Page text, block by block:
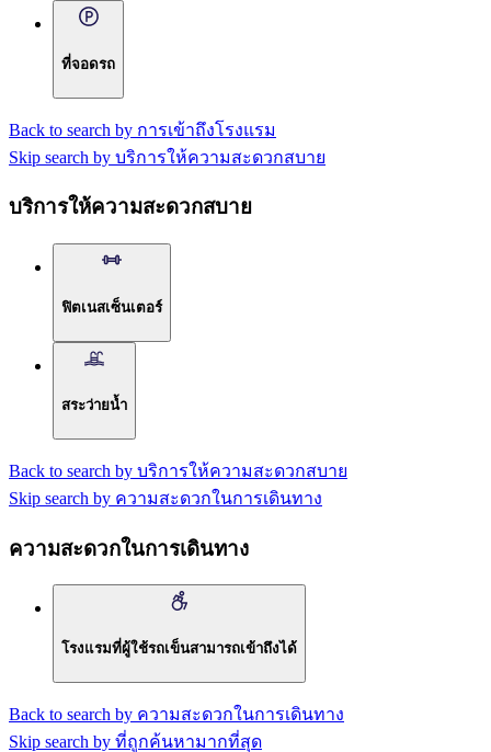
ที่จอดรถ
Back to search by การเข้าถึงโรงแรม
Skip search by บริการให้ความสะดวกสบาย
บริการให้ความสะดวกสบาย
ฟิตเนสเซ็นเตอร์
สระว่ายน้ำ
Back to search by บริการให้ความสะดวกสบาย
Skip search by ความสะดวกในการเดินทาง
ความสะดวกในการเดินทาง
โรงแรมที่ผู้ใช้รถเข็นสามารถเข้าถึงได้
Back to search by ความสะดวกในการเดินทาง
Skip search by ที่ถูกค้นหามากที่สุด